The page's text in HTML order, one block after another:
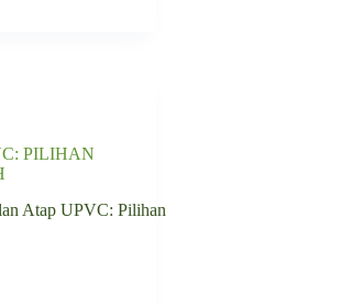
PILIHAN